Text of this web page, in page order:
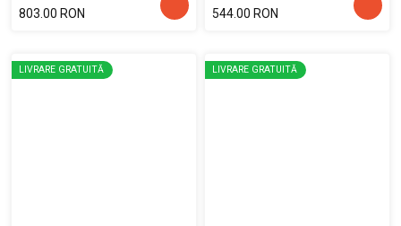
803.00 RON
544.00 RON
LIVRARE GRATUITĂ LIVRARE GRATUITĂ